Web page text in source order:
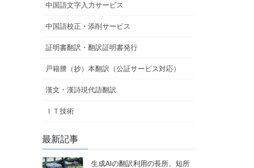
中国語文字入力サービス
中国語校正・添削サービス
証明書翻訳・翻訳証明書発行
戸籍謄（抄）本翻訳（公証サービス対応）
漢文・漢詩現代語翻訳
ＩＴ技術
最新記事
生成AIの翻訳利用の長所、短所